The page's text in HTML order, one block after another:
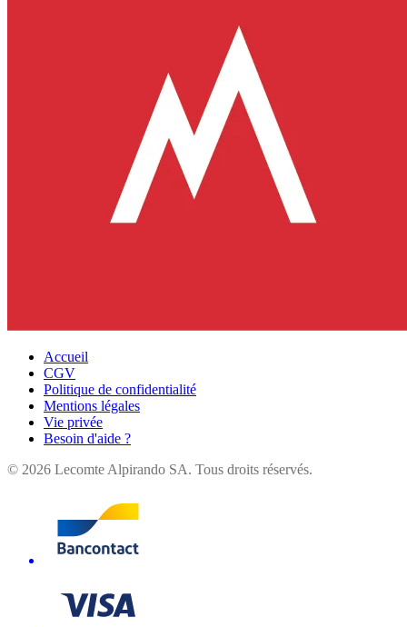
Accueil
CGV
Politique de confidentialité
Mentions légales
Vie privée
Besoin d'aide ?
© 2026 Lecomte Alpirando SA. Tous droits réservés.